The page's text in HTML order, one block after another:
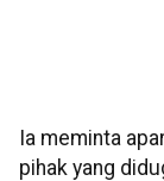
Ia meminta
pihak yang